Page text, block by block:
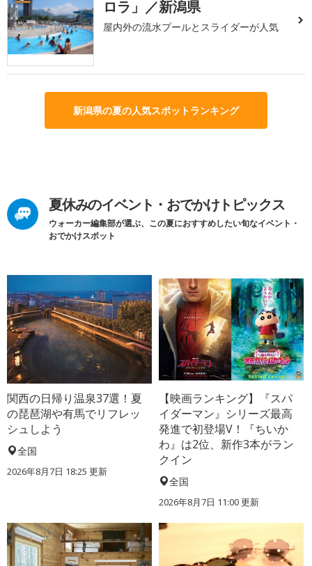
ロラ」／新潟県
屋内外の流水プールとスライダーが人気
新潟県の夏の人気スポットランキング
夏休みのイベント・おでかけトピックス
ウォーカー編集部が選ぶ、この夏におすすめしたい旬なイベント・
おでかけスポット
関西の日帰り温泉37選！夏
の琵琶湖や有馬でリフレッ
シュしよう
全国
2026年8月7日 18:25 更新
【映画ランキング】『スパ
イダーマン』シリーズ最高
発進で初登場V！『ちいか
わ』は2位、新作3本がラン
クイン
全国
2026年8月7日 11:00更新